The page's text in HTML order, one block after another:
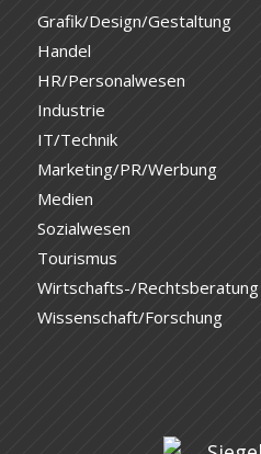
Grafik/Design/Gestaltung
Handel
HR/Personalwesen
Industrie
IT/Technik
Marketing/PR/Werbung
Medien
Sozialwesen
Tourismus
Wirtschafts-/Rechtsberatung
Wissenschaft/Forschung